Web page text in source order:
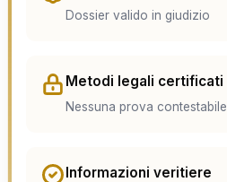
Dossier valido in giudizio
Metodi legali certificati
Nessuna prova contestabile
Informazioni veritiere